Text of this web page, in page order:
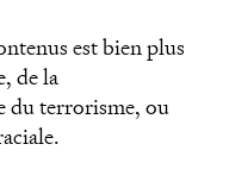
est bien plus
de la
du terrorisme, ou